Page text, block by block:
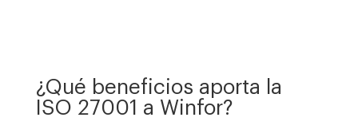
¿Qué beneficios aporta la
ISO 27001 a Winfor?